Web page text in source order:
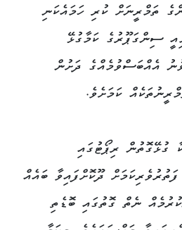
ތަމްރީނަށް ކުރި ހަމައެކަނި
ސިންގަޕޫރުގެ ކަމާގުޅޭ
އެއްބަސްވުމެއްގެ ދަށުން
ކަމަށެވެ.
ގުޅޭގޮތުން ރިޕޯޓުގައި
ދޫކޮށްފައިވާ ބައެއް
ނެތް ގޮތުގައި ބޮޑެތި